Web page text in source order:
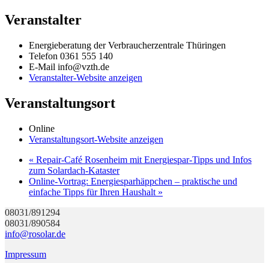
Veranstalter
Energieberatung der Verbraucherzentrale Thüringen
Telefon 0361 555 140
E-Mail info@vzth.de
Veranstalter-Website anzeigen
Veranstaltungsort
Online
Veranstaltungsort-Website anzeigen
« Repair-Café Rosenheim mit Energiespar-Tipps und Infos
zum Solardach-Kataster
Online-Vortrag: Energiesparhäppchen – praktische und
einfache Tipps für Ihren Haushalt »
08031/891294
08031/890584
info@rosolar.de
Impressum